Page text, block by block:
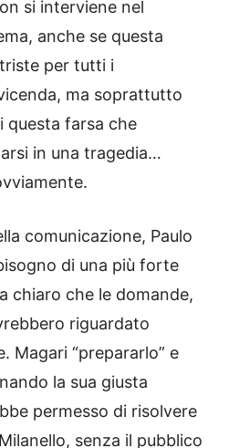
si interviene nel
anche se questa
per tutti i
ma soprattutto
questa farsa che
in una tragedia…
comunicazione, Paulo
di una più forte
chiaro che le domande,
riguardato
Magari “prepararlo” e
la sua giusta
permesso di risolvere
senza il pubblico